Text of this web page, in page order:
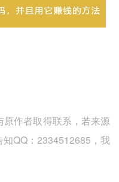
作者取得联系，若来源
QQ：2334512685，我